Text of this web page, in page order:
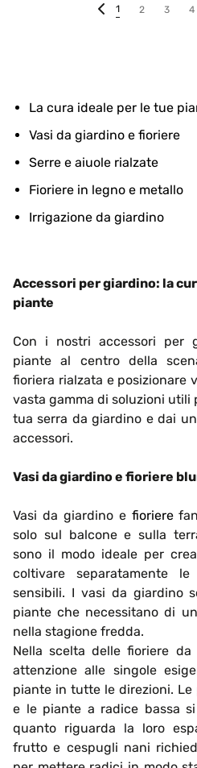
1 2 3 4
La cura ideale per le tue
Vasi da giardino e fioriere
Serre e aiuole rialzate
Fioriere in legno e metallo
Irrigazione da giardino
Accessori per giardino: la
piante
Con i nostri accessori per
piante al centro della
fioriera rialzata e posizionare
vasta gamma di soluzioni utili
tua serra da giardino e dai
accessori.
Vasi da giardino e fioriere
Vasi da giardino e fioriere
solo sul balcone e sulla
sono il modo ideale per
coltivare separatamente
sensibili. I vasi da giardino
piante che necessitano di
nella stagione fredda.
Nella scelta delle fioriere
attenzione alle singole
piante in tutte le direzioni.
e le piante a radice bassa
quanto riguarda la loro
frutto e cespugli nani